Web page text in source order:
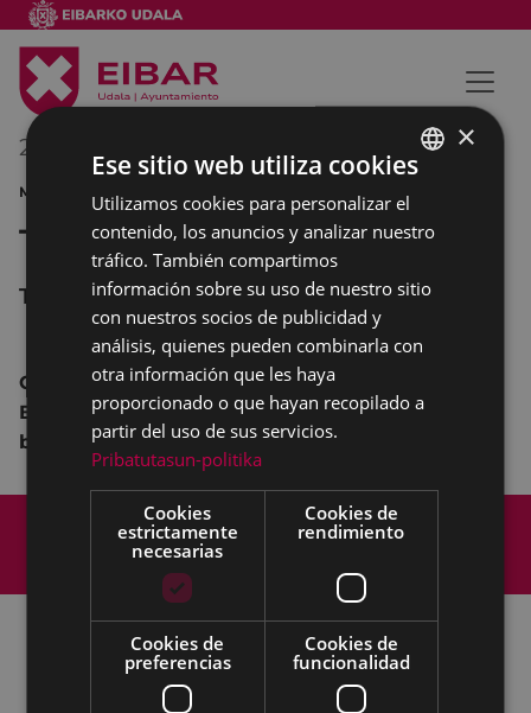
20/01/2013
MÚSICA CONCIERTO
Tamborrada
Teatro Coliseo
Conciertode la Banda de Música Cielito
Banda deTxistularis Usartzaacompañadas por
barrilesde laTamborrada de Eibar
Mapa del Sitio
Aviso legal
Política de cookies
Contacto
BASQUE
SPANISH
×
Ese sitio web utiliza cookies
Utilizamos cookies para personalizar el
contenido, los anuncios y analizar nuestro
tráfico. También compartimos
información sobre su uso de nuestro sitio
con nuestros socios de publicidad y
análisis, quienes pueden combinarla con
otra información que les haya
proporcionado o que hayan recopilado a
partir del uso de sus servicios.
Pribatutasun-politika
Cookies
estrictamente
necesarias
Cookies de
rendimiento
Cookies de
preferencias
Cookies de
funcionalidad